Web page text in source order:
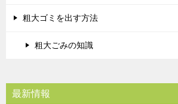
粗大ゴミを出す方法
粗大ごみの知識
最新情報